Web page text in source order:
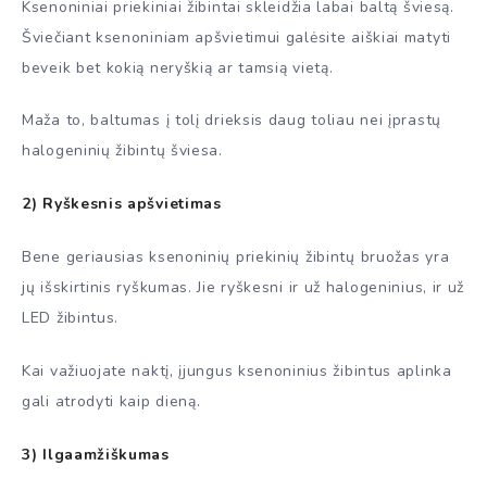
Ksenoniniai priekiniai žibintai skleidžia labai baltą šviesą.
Šviečiant ksenoniniam apšvietimui galėsite aiškiai matyti
beveik bet kokią neryškią ar tamsią vietą.
Maža to, baltumas į tolį drieksis daug toliau nei įprastų
halogeninių žibintų šviesa.
2) Ryškesnis apšvietimas
Bene geriausias ksenoninių priekinių žibintų bruožas yra
jų išskirtinis ryškumas. Jie ryškesni ir už halogeninius, ir už
LED žibintus.
Kai važiuojate naktį, įjungus ksenoninius žibintus aplinka
gali atrodyti kaip dieną.
3) Ilgaamžiškumas